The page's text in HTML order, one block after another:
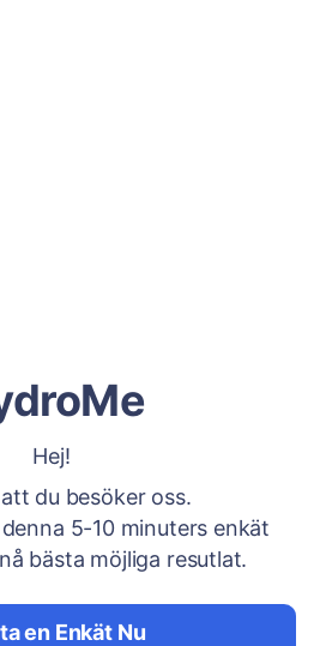
Hej!
du besöker oss.
5-10 minuters enkät
bästa möjliga resutlat.
en Enkät Nu